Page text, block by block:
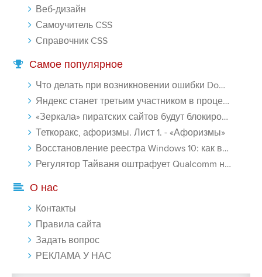
Веб-дизайн
Самоучитель CSS
Справочник CSS
Самое популярное
Что делать при возникновении ошибки Download interrupted в Chrome - «Windows»
Яндекс станет третьим участником в процессе ФАС против Google - «Интернет»
«Зеркала» пиратских сайтов будут блокироваться! - «Интернет»
Теткоракс, афоризмы. Лист 1. - «Афоризмы»
Восстановление реестра Windows 10: как восстановить реестр Виндовс 10 - «Windows»
Регулятор Тайваня оштрафует Qualcomm на $774 млн - «Новости сети»
О нас
Контакты
Правила сайта
Задать вопрос
РЕКЛАМА У НАС